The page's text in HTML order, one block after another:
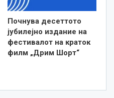
Почнува десеттото
јубилејно издание на
фестивалот на краток
филм „Дрим Шорт“